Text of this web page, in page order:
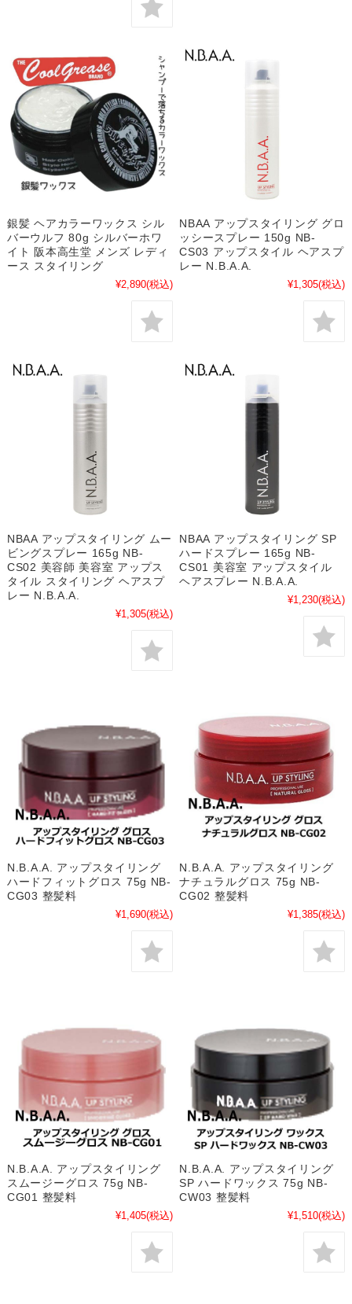
銀髪 ヘアカラーワックス シル
バーウルフ 80g シルバーホワ
イト 阪本高生堂 メンズ レディ
ース スタイリング
¥2,890(税込)
NBAA アップスタイリング グロ
ッシースプレー 150g NB-
CS03 アップスタイル ヘアスプ
レー N.B.A.A.
¥1,305(税込)
NBAA アップスタイリング ムー
ビングスプレー 165g NB-
CS02 美容師 美容室 アップス
タイル スタイリング ヘアスプ
レー N.B.A.A.
¥1,305(税込)
NBAA アップスタイリング SP
ハードスプレー 165g NB-
CS01 美容室 アップスタイル
ヘアスプレー N.B.A.A.
¥1,230(税込)
N.B.A.A. アップスタイリング
ハードフィットグロス 75g NB-
CG03 整髪料
¥1,690(税込)
N.B.A.A. アップスタイリング
ナチュラルグロス 75g NB-
CG02 整髪料
¥1,385(税込)
N.B.A.A. アップスタイリング
スムージーグロス 75g NB-
CG01 整髪料
¥1,405(税込)
N.B.A.A. アップスタイリング
SP ハードワックス 75g NB-
CW03 整髪料
¥1,510(税込)